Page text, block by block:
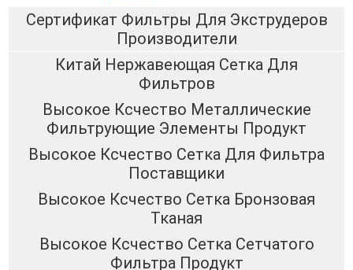
Сертификат Фильтры Для Экструдеров
Производители
Китай Нержавеющая Сетка Для
Фильтров
Высокое Ксчество Металлические
Фильтрующие Элементы Продукт
Высокое Ксчество Сетка Для Фильтра
Поставщики
Высокое Ксчество Сетка Бронзовая
Тканая
Высокое Ксчество Сетка Сетчатого
Фильтра Продукт